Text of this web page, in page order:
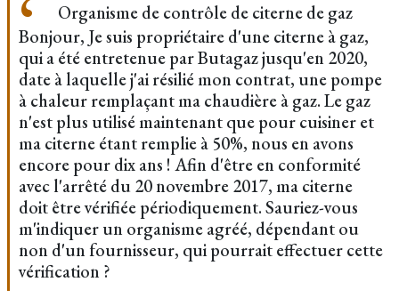
Organisme de contrôle de citerne de gaz
Bonjour, Je suis propriétaire d'une citerne à gaz,
qui a été entretenue par Butagaz jusqu'en 2020,
date à laquelle j'ai résilié mon contrat, une pompe
à chaleur remplaçant ma chaudière à gaz. Le gaz
n'est plus utilisé maintenant que pour cuisiner et
ma citerne étant remplie à 50%, nous en avons
encore pour dix ans ! Afin d'être en conformité
avec l'arrêté du 20 novembre 2017, ma citerne
doit être vérifiée périodiquement. Sauriez-vous
m'indiquer un organisme agréé, dépendant ou
non d'un fournisseur, qui pourrait effectuer cette
vérification ?